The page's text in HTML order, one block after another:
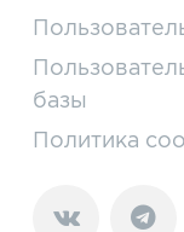
базы
Политика